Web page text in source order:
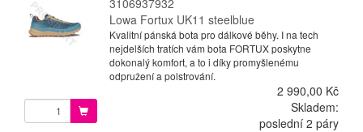
Lowa Fortux UK11 steelblue
Kvalitní pánská bota pro dálkové běhy. I na tech
nejdelších tratích vám bota FORTUX poskytne
dokonalý komfort, a to i díky promyšlenému
odpružení a polstrování.
2 990,00 Kč
Skladem:
poslední 2 páry